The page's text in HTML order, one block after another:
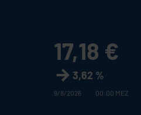
17,18 €
3,62 %
9/8/2026 00:00 MEZ